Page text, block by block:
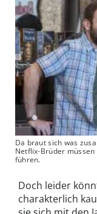
Da braut sich was
Netflix-Brüder
führen.
Doch leider
charakterlich